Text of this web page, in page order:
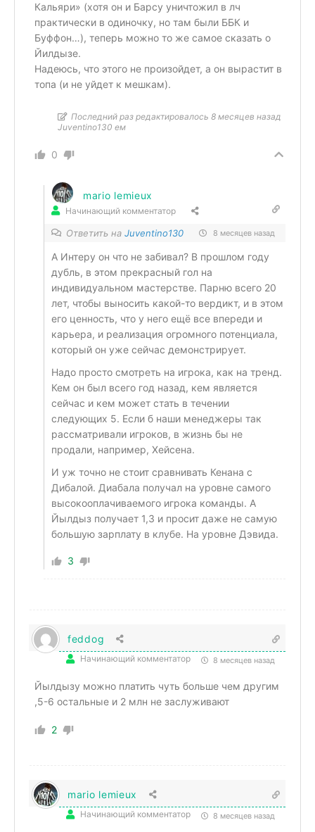
Кальяри» (хотя он и Барсу уничтожил в лч
практически в одиночку, но там были ББК и
Буффон…), теперь можно то же самое сказать о
Йилдызе.
Надеюсь, что этого не произойдет, а он вырастит в
топа (и не уйдет к мешкам).
Последний раз редактировалось 8 месяцев назад
Juventino130 ем
0
mario lemieux
Начинающий комментатор
Ответить на Juventino130 8 месяцев назад
А Интеру он что не забивал? В прошлом году
дубль, в этом прекрасный гол на
индивидуальном мастерстве. Парню всего 20
лет, чтобы выносить какой-то вердикт, и в этом
его ценность, что у него ещё все впереди и
карьера, и реализация огромного потенциала,
который он уже сейчас демонстрирует.
Надо просто смотреть на игрока, как на тренд.
Кем он был всего год назад, кем является
сейчас и кем может стать в течении
следующих 5. Если б наши менеджеры так
рассматривали игроков, в жизнь бы не
продали, например, Хейсена.
И уж точно не стоит сравнивать Кенана с
Дибалой. Диабала получал на уровне самого
высокооплачиваемого игрока команды. А
Йылдыз получает 1,3 и просит даже не самую
большую зарплату в клубе. На уровне Дэвида.
3
feddog
Начинающий комментатор 8 месяцев назад
Йылдызу можно платить чуть больше чем другим
,5-6 остальные и 2 млн не заслуживают
2
mario lemieux
Начинающий комментатор 8 месяцев назад